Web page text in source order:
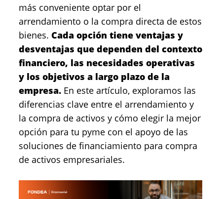
más conveniente optar por el
arrendamiento o la compra directa de estos
bienes. Cada opción tiene ventajas y
desventajas que dependen del contexto
financiero, las necesidades operativas
y los objetivos a largo plazo de la
empresa. En este artículo, exploramos las
diferencias clave entre el arrendamiento y
la compra de activos y cómo elegir la mejor
opción para tu pyme con el apoyo de las
soluciones de financiamiento para compra
de activos empresariales.